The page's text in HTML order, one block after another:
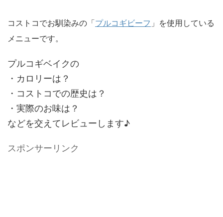
コストコでお馴染みの「プルコギビーフ 」を使用している
メニューです。
プルコギベイクの
・カロリーは？
・コストコでの歴史は？
・実際のお味は？
などを交えてレビューします♪
スポンサーリンク